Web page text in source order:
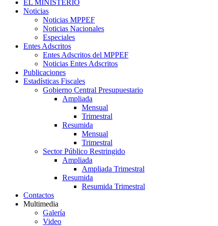
EL MINISTERIO
Noticias
Noticias MPPEF
Noticias Nacionales
Especiales
Entes Adscritos
Entes Adscritos del MPPEF
Noticias Entes Adscritos
Publicaciones
Estadísticas Fiscales
Gobierno Central Presupuestario
Ampliada
Mensual
Trimestral
Resumida
Mensual
Trimestral
Sector Público Restringido
Ampliada
Ampliada Trimestral
Resumida
Resumida Trimestral
Contactos
Multimedia
Galería
Video